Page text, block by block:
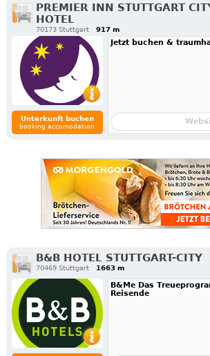
PREMIER INN STUTTGART
HOTEL
70173 Stuttgart 917 m
Unterkunft buchen
booking accomodation
Jetzt buchen &
B&B HOTEL STUTTGART-CITY
70469 Stuttgart 1663 m
B&Me Das
Reisende